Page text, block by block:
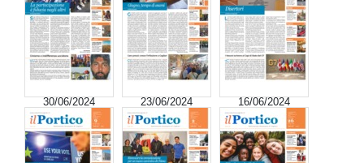
30/06/2024 23/06/2024 16/06/2024